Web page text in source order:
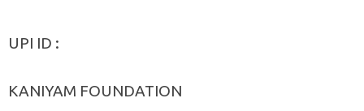
UPI ID :
KANIYAM FOUNDATION